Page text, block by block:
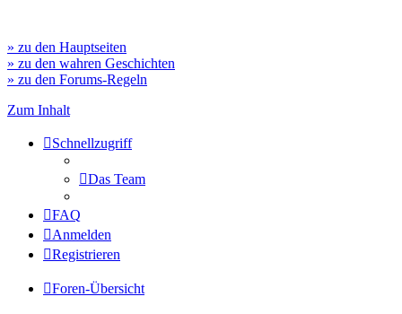
» zu den Hauptseiten
» zu den wahren Geschichten
» zu den Forums-Regeln
Zum Inhalt
Schnellzugriff
Das Team
FAQ
Anmelden
Registrieren
Foren-Übersicht